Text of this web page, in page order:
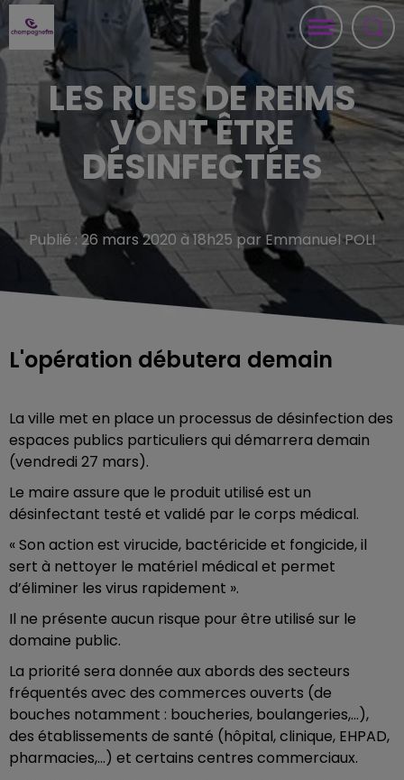
LES RUES DE REIMS
VONT ÊTRE
DÉSINFECTÉES
Publié : 26 mars 2020 à 18h25 par Emmanuel POLI
L'opération débutera demain
La ville met en place un processus de désinfection des
espaces publics particuliers qui démarrera demain
(vendredi 27 mars).
Le maire assure que le produit utilisé est un
désinfectant testé et validé par le corps médical.
« Son action est virucide, bactéricide et fongicide, il
sert à nettoyer le matériel médical et permet
d’éliminer les virus rapidement ».
Il ne présente aucun risque pour être utilisé sur le
domaine public.
La priorité sera donnée aux abords des secteurs
fréquentés avec des commerces ouverts (de
bouches notamment : boucheries, boulangeries,…),
des établissements de santé (hôpital, clinique, EHPAD,
pharmacies,…) et certains centres commerciaux.